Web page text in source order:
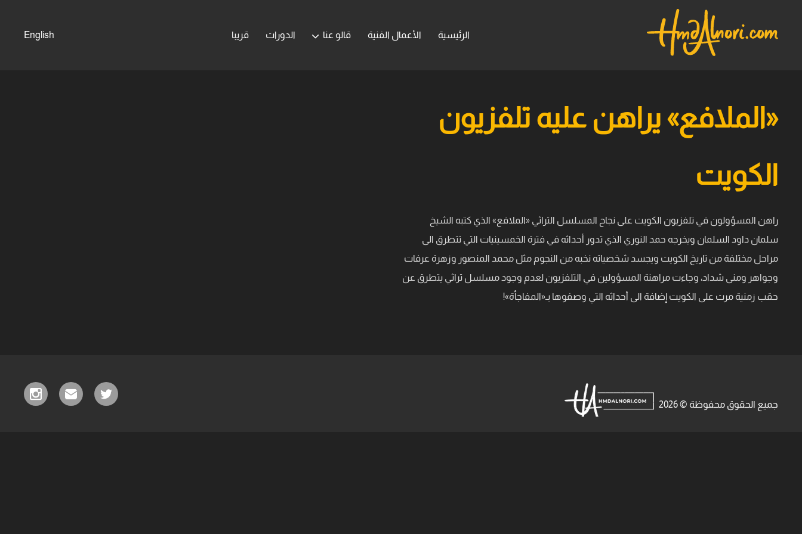
الرئيسية الأعمال الفنية قالو عنا الدورات قريبا English
«الملافع» يراهن عليه تلفزيون
الكويت
راهن المسؤولون في تلفزيون الكويت على نجاح المسلسل التراثي «الملافع» الذي كتبه الشيخ
سلمان داود السلمان ويخرجه حمد النوري الذي تدور أحداثه في فترة الخمسينيات التي تتطرق الى
مراحل مختلفة من تاريخ الكويت ويجسد شخصياته نخبه من النجوم مثل محمد المنصور وزهرة عرفات
وجواهر ومنى شداد، وجاءت مراهنة المسؤولين في التلفزيون لعدم وجود مسلسل تراثي يتطرق عن
حقب زمنية مرت على الكويت إضافة الى أحداثه التي وصفوها بـ«المفاجأة»!
جميع الحقوق محفوظة © 2026